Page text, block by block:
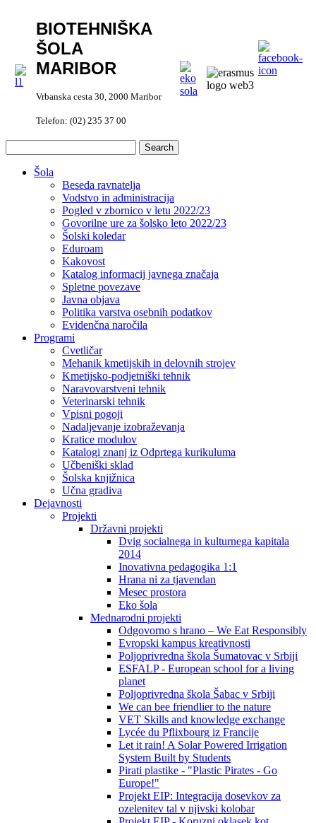
BIOTEHNIŠKA
ŠOLA
MARIBOR
Vrbanska cesta 30, 2000 Maribor
Telefon: (02) 235 37 00
Šola
Beseda ravnatelja
Vodstvo in administracija
Pogled v zbornico v letu 2022/23
Govorilne ure za šolsko leto 2022/23
Šolski koledar
Eduroam
Kakovost
Katalog informacij javnega značaja
Spletne povezave
Javna objava
Politika varstva osebnih podatkov
Evidenčna naročila
Programi
Cvetličar
Mehanik kmetijskih in delovnih strojev
Kmetijsko-podjetniški tehnik
Naravovarstveni tehnik
Veterinarski tehnik
Vpisni pogoji
Nadaljevanje izobraževanja
Kratice modulov
Katalogi znanj iz Odprtega kurikuluma
Učbeniški sklad
Šolska knjižnica
Učna gradiva
Dejavnosti
Projekti
Državni projekti
Dvig socialnega in kulturnega kapitala
2014
Inovativna pedagogika 1:1
Hrana ni za tjavendan
Mesec prostora
Eko šola
Mednarodni projekti
Odgovorno s hrano – We Eat Responsibly
Evropski kampus kreativnosti
Poljoprivredna škola Šumatovac v Srbiji
ESFALP - European school for a living
planet
Poljoprivredna škola Šabac v Srbiji
We can bee friendlier to the nature
VET Skills and knowledge exchange
Lycée du Pflixbourg iz Francije
Let it rain! A Solar Powered Irrigation
System Built by Students
Pirati plastike - "Plastic Pirates - Go
Europe!"
Projekt EIP: Integracija dosevkov za
ozelenitev tal v njivski kolobar